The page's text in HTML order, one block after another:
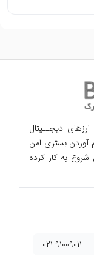
دیجــیتال
بستری امن
به کار کرده
۰۲۱-۹۱۰۰۹۰۱۱